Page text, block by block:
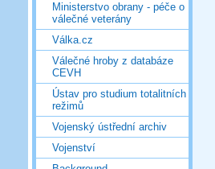
Ministerstvo obrany - péče o
válečné veterány
Válka.cz
Válečné hroby z databáze
CEVH
Ústav pro studium totalitních
režimů
Vojenský ústřední archiv
Vojenství